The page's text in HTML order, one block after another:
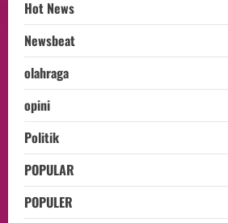
Hot News
Newsbeat
olahraga
opini
Politik
POPULAR
POPULER